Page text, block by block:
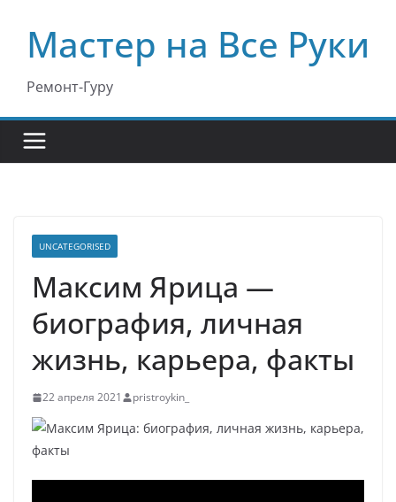
содержимому
Мастер на Все Руки
Ремонт-Гуру
UNCATEGORISED
Максим Ярица —
биография, личная
жизнь, карьера, факты
22 апреля 2021 pristroykin_